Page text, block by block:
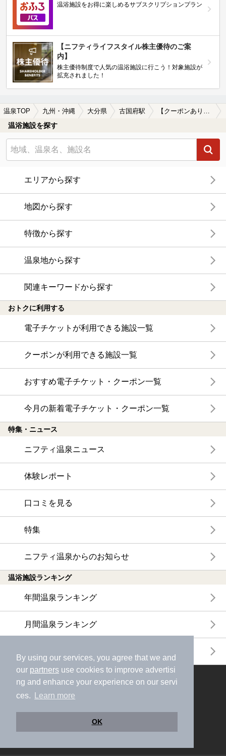
By using our services, you agree that we and
our partners use cookies to improve advertisi
ng and enhance your experience on our servi
ces.
Learn more
OK
温浴施設をお得に楽しめるサブスクリプションプラン
【ニフティライフスタイル株主優待のご案
内】
株主優待制度で人気の温浴施設に行こう！対象施設が
拡充されました！
温泉TOP 九州・沖縄 大分県 古国府駅
温浴施設を探す
エリアから探す
地図から探す
特徴から探す
温泉地から探す
関連キーワードから探す
おトクに利用する
電子チケットが利用できる施設一覧
クーポンが利用できる施設一覧
おすすめ電子チケット・クーポン一覧
今月の新着電子チケット・クーポン一覧
特集・ニュース
ニフティ温泉ニュース
体験レポート
口コミを見る
特集
ニフティ温泉からのお知らせ
温浴施設ランキング
年間温泉ランキング
月間温泉ランキング
ニフティ温泉公式アカウントをフォローして
おトク情報やクーポン情報を受け取ろう